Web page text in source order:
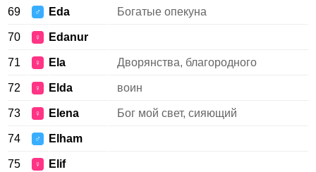
69 ♂ Eda Богатые опекуна
70 ♀ Edanur
71 ♀ Ela Дворянства, благородного
72 ♀ Elda воин
73 ♀ Elena Бог мой свет, сияющий
74 ♂ Elham
75 ♀ Elif